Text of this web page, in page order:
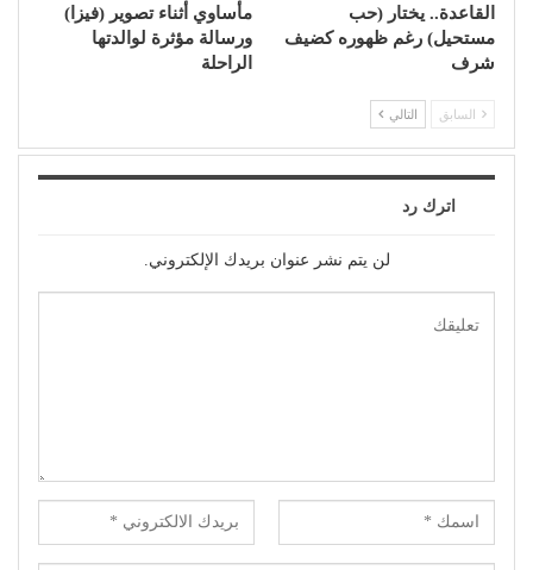
القاعدة.. يختار (حب
مستحيل) رغم ظهوره كضيف
شرف
مأساوي أثناء تصوير (فيزا)
ورسالة مؤثرة لوالدتها
الراحلة
السابق التالي
اترك رد
لن يتم نشر عنوان بريدك الإلكتروني.